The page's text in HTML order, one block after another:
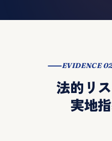
EVIDENCE
法的リ
実地